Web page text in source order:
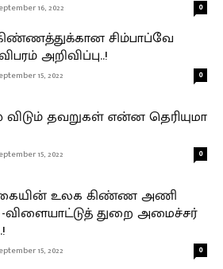
16, 2022 0
சிம்பாப்வே
அறிவிப்பு..!
15, 2022 0
தவறுகள் என்ன தெரியுமா
15, 2022 0
உலக கிண்ண அணி
-விளையாட்டுத் துறை அமைச்சர்
15, 2022 0